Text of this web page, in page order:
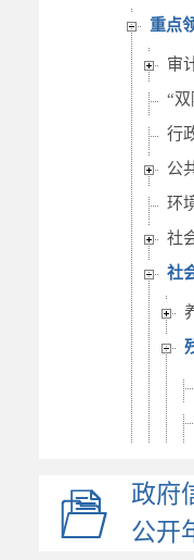
重点
审
“
行
公
环
社
社
社
政府
公开